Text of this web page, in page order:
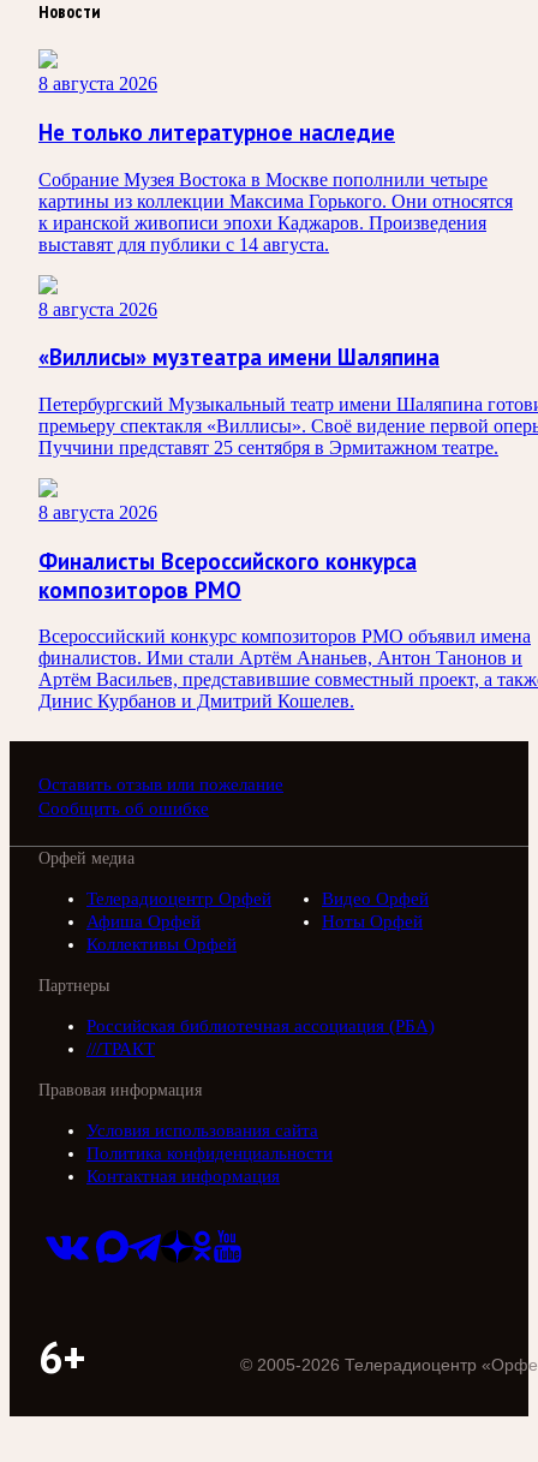
Новости
8 августа 2026
Не только литературное наследие
Собрание Музея Востока в Москве пополнили четыре
картины из коллекции Максима Горького. Они относятся
к иранской живописи эпохи Каджаров. Произведения
выставят для публики с 14 августа.
8 августа 2026
«Виллисы» музтеатра имени Шаляпина
Петербургский Музыкальный театр имени Шаляпина
премьеру спектакля «Виллисы». Своё видение первой
Пуччини представят 25 сентября в Эрмитажном театре.
8 августа 2026
Финалисты Всероссийского конкурса
композиторов РМО
Всероссийский конкурс композиторов РМО объявил имена
финалистов. Ими стали Артём Ананьев, Антон Танонов и
Артём Васильев, представившие совместный проект, а
Динис Курбанов и Дмитрий Кошелев.
Оставить отзыв или пожелание
Сообщить об ошибке
Орфей медиа
Телерадиоцентр Орфей
Видео Орфей
Афиша Орфей
Ноты Орфей
Коллективы Орфей
Партнеры
Российская библиотечная ассоциация (РБА)
///ТРАКТ
Правовая информация
Условия использования сайта
Политика конфиденциальности
Контактная информация
6+ © 2005-2026 Телерадиоцентр